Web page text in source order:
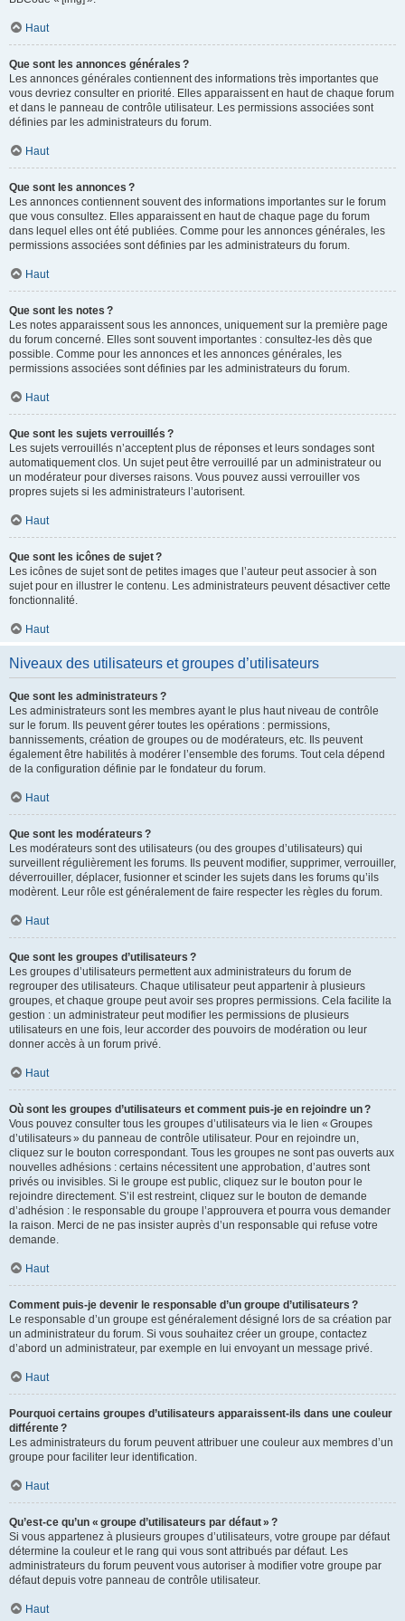
Haut
Que sont les annonces générales ?
Les annonces générales contiennent des informations très importantes que
vous devriez consulter en priorité. Elles apparaissent en haut de chaque forum
et dans le panneau de contrôle utilisateur. Les permissions associées sont
définies par les administrateurs du forum.
Haut
Que sont les annonces ?
Les annonces contiennent souvent des informations importantes sur le forum
que vous consultez. Elles apparaissent en haut de chaque page du forum
dans lequel elles ont été publiées. Comme pour les annonces générales, les
permissions associées sont définies par les administrateurs du forum.
Haut
Que sont les notes ?
Les notes apparaissent sous les annonces, uniquement sur la première page
du forum concerné. Elles sont souvent importantes : consultez-les dès que
possible. Comme pour les annonces et les annonces générales, les
permissions associées sont définies par les administrateurs du forum.
Haut
Que sont les sujets verrouillés ?
Les sujets verrouillés n’acceptent plus de réponses et leurs sondages sont
automatiquement clos. Un sujet peut être verrouillé par un administrateur ou
un modérateur pour diverses raisons. Vous pouvez aussi verrouiller vos
propres sujets si les administrateurs l’autorisent.
Haut
Que sont les icônes de sujet ?
Les icônes de sujet sont de petites images que l’auteur peut associer à son
sujet pour en illustrer le contenu. Les administrateurs peuvent désactiver cette
fonctionnalité.
Haut
Niveaux des utilisateurs et groupes d’utilisateurs
Que sont les administrateurs ?
Les administrateurs sont les membres ayant le plus haut niveau de contrôle
sur le forum. Ils peuvent gérer toutes les opérations : permissions,
bannissements, création de groupes ou de modérateurs, etc. Ils peuvent
également être habilités à modérer l’ensemble des forums. Tout cela dépend
de la configuration définie par le fondateur du forum.
Haut
Que sont les modérateurs ?
Les modérateurs sont des utilisateurs (ou des groupes d’utilisateurs) qui
surveillent régulièrement les forums. Ils peuvent modifier, supprimer, verrouiller,
déverrouiller, déplacer, fusionner et scinder les sujets dans les forums qu’ils
modèrent. Leur rôle est généralement de faire respecter les règles du forum.
Haut
Que sont les groupes d’utilisateurs ?
Les groupes d’utilisateurs permettent aux administrateurs du forum de
regrouper des utilisateurs. Chaque utilisateur peut appartenir à plusieurs
groupes, et chaque groupe peut avoir ses propres permissions. Cela facilite la
gestion : un administrateur peut modifier les permissions de plusieurs
utilisateurs en une fois, leur accorder des pouvoirs de modération ou leur
donner accès à un forum privé.
Haut
Où sont les groupes d’utilisateurs et comment puis-je en rejoindre un ?
Vous pouvez consulter tous les groupes d’utilisateurs via le lien « Groupes
d’utilisateurs » du panneau de contrôle utilisateur. Pour en rejoindre un,
cliquez sur le bouton correspondant. Tous les groupes ne sont pas ouverts aux
nouvelles adhésions : certains nécessitent une approbation, d’autres sont
privés ou invisibles. Si le groupe est public, cliquez sur le bouton pour le
rejoindre directement. S’il est restreint, cliquez sur le bouton de demande
d’adhésion : le responsable du groupe l’approuvera et pourra vous demander
la raison. Merci de ne pas insister auprès d’un responsable qui refuse votre
demande.
Haut
Comment puis-je devenir le responsable d’un groupe d’utilisateurs ?
Le responsable d’un groupe est généralement désigné lors de sa création par
un administrateur du forum. Si vous souhaitez créer un groupe, contactez
d’abord un administrateur, par exemple en lui envoyant un message privé.
Haut
Pourquoi certains groupes d’utilisateurs apparaissent-ils dans une couleur
différente ?
Les administrateurs du forum peuvent attribuer une couleur aux membres d’un
groupe pour faciliter leur identification.
Haut
Qu’est-ce qu’un « groupe d’utilisateurs par défaut » ?
Si vous appartenez à plusieurs groupes d’utilisateurs, votre groupe par défaut
détermine la couleur et le rang qui vous sont attribués par défaut. Les
administrateurs du forum peuvent vous autoriser à modifier votre groupe par
défaut depuis votre panneau de contrôle utilisateur.
Haut